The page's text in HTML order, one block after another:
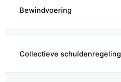
Bewindvoering
Collectieve schuldenregeling